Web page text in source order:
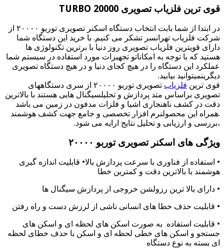
قوی ترین فلزیاب تصویری TURBO 20000
در ابتدا از شما بابت انتخاب دستگاه اسکنر تصویری توربو ۲۰۰۰۰ از
شرکت فلزیاب تهرانسر تشکر می کنیم. با خرید این دستگاه شما
دارای قویترین فلزیاب تصویری روز دنیا با برترین تکنولوژی ها
هستید که با توجه به امکاناتو تجهیزات مورد استفاده در سیستم شما
عملکرد این دستگاه را در هیچ کجای دنیا و در هیچ دستگاه تصویری
دیگرینمیتوانید بیابید.
قوی ترین فلزیاب
تصویری توربو ۲۰۰۰۰ از سری دستگاههای
تصویری براساس متد پردازش و تحلیلسیگنال هایی هستند با بالاترین
دقت در کشف ناهنجاری اشیا و فلزات مدفون در زمین می باشد
.همراه این محصولنرم افزار تخصصی و جامع جهت کشف هوشمند
،بررسی و ارزیابی و تحلیل نتایج ارایه می شود.
ویژگی های اسکنر تصویری توربو ۲۰۰۰۰
• استفاده از فناوری با سرعت پردازش بالا• قابلیت اندازه گیری
هوشمند با بالاترین دقت و کمترین خطا
• دارای بالا ترین رزولشن خروجی از پردازش سیگنال ها
• قابلیت حذف خطا های انسانی ناشی از لرزش دست و راه رفتن
• قابلیت استفاده به صورت اسکن های لحظه ای و اسکن های
جستجو و اسکن های خطی لحظه ای و اسکن با حذف خطای لحظه
ای بسته به نوع دستگاه